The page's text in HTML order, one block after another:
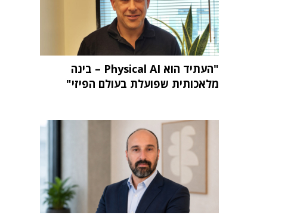
"העתיד הוא Physical AI – בינה
מלאכותית שפועלת בעולם הפיזי"